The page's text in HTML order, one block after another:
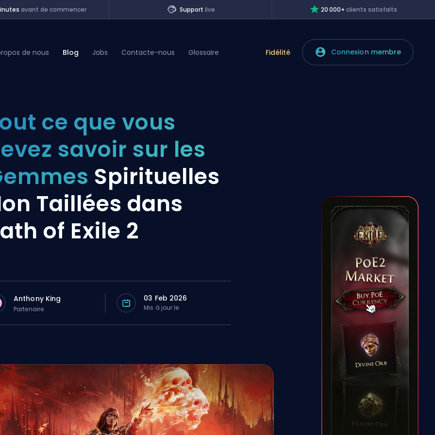
avant de commencer Support live 20 000+clients satisfaits
de nous Blog Jobs Contacte-nous Glossaire Fidélité Connexion membre
ce que vous
savoir sur les
Spirituelles
Taillées dans
of Exile 2
Anthony King
Partenaire
03 Feb 2026
Mis à jour le